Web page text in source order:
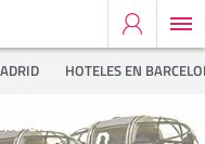
HOTELES EN
Ciudad